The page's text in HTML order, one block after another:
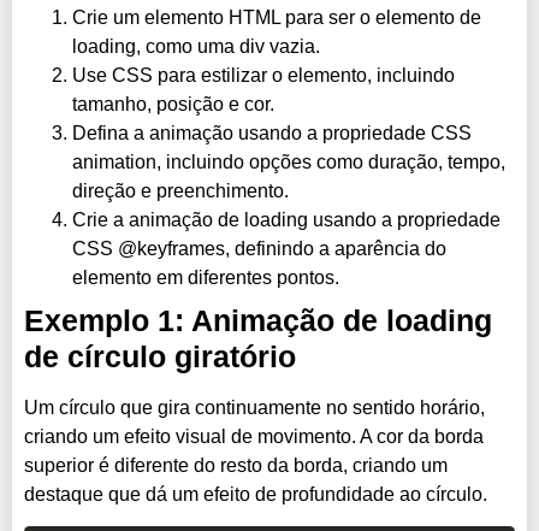
Crie um elemento HTML para ser o elemento de
loading, como uma div vazia.
Use CSS para estilizar o elemento, incluindo
tamanho, posição e cor.
Defina a animação usando a propriedade CSS
animation, incluindo opções como duração, tempo,
direção e preenchimento.
Crie a animação de loading usando a propriedade
CSS @keyframes, definindo a aparência do
elemento em diferentes pontos.
Exemplo 1: Animação de loading
de círculo giratório
Um círculo que gira continuamente no sentido horário,
criando um efeito visual de movimento. A cor da borda
superior é diferente do resto da borda, criando um
destaque que dá um efeito de profundidade ao círculo.